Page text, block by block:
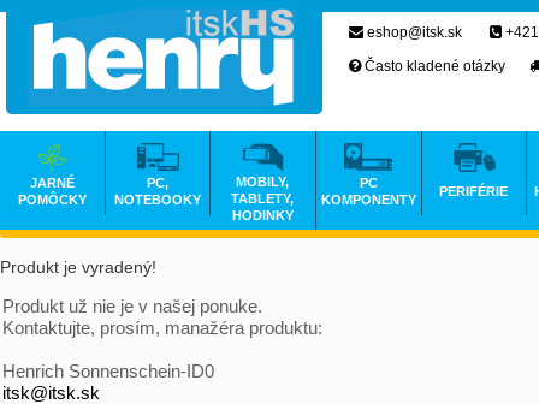
Produkt je vyradený!
Produkt už nie je v našej ponuke.
Kontaktujte, prosím, manažéra produktu:
Henrich Sonnenschein-ID0
itsk@itsk.sk
eshop@itsk.sk
Často kladené otázky
JARNÉ
POMÔCKY
PC,
NOTEBOOKY
MOBILY,
TABLETY,
HODINKY
PC
KOMPONENTY
PERIFÉRIE